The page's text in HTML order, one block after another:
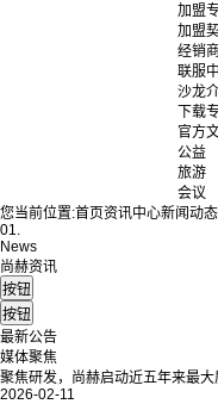
加盟
加盟
经销
联服
沙龙
下载
官方
公益
旅游
会议
您当前位置:首页资讯中心新闻动态
01.
News
尚赫资讯
最新公告
媒体聚焦
聚焦研发，尚赫启动近五年来最
2026-02-11